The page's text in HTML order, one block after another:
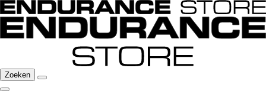
Zoeken